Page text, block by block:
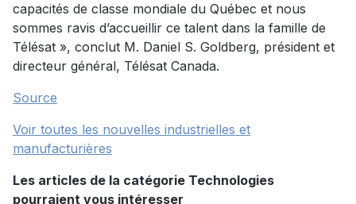
capacités de classe mondiale du Québec et nous
sommes ravis d’accueillir ce talent dans la famille de
Télésat », conclut M. Daniel S. Goldberg, président et
directeur général, Télésat Canada.
Source
Voir toutes les nouvelles industrielles et
manufacturières
Les articles de la catégorie Technologies
pourraient vous intéresser